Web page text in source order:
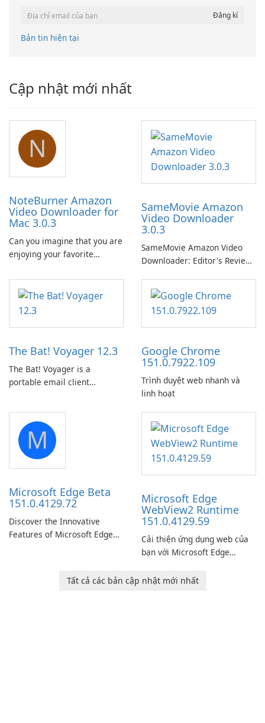
Bản tin hiện tại
Cập nhật mới nhất
N
NoteBurner Amazon
Video Downloader for
Mac 3.0.3
Can you imagine that you are
enjoying your favorite
lying on the beach, camping
in the woods or even during
your long commute to work
SameMovie Amazon
Video Downloader
3.0.3
SameMovie Amazon Video
Downloader: Editor's Review
Downloader is a desktop
utility for saving Amazon
Prime Video titles and other
Amazon web-player content
The Bat! Voyager 12.3
The Bat! Voyager is a
portable email client
portable media on any
computer running Microsoft
Windows.
Google Chrome
151.0.7922.109
Trình duyệt web nhanh và
linh hoạt
M
Microsoft Edge Beta
151.0.4129.72
Discover the Innovative
Features of Microsoft Edge
Corporation, is shaping the
Microsoft Edge
WebView2 Runtime
151.0.4129.59
Cải thiện ứng dụng web của
bạn với Microsoft Edge
Tất cả các bản cập nhật mới nhất